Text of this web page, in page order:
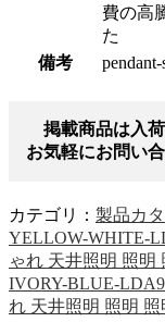
費の高
た
備考
pendant-
掲載商品は入
お気軽にお問い
カテゴリ： 製品カ
YELLOW-WHITE-
ゃれ 天井照明 照明
IVORY-BLUE-
れ 天井照明 照明